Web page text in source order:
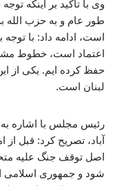
وی با تأکید بر اینکه
طور عام و به حزب الله
است، ادامه داد: با توجه
اعتماد است، خطوط
حفظ کرده ایم. یکی از
لبنان است.
رئیس مجلس با اشاره به
آباد، تصریح کرد: قبل از
اصل توقف جنگ علیه
شود و جمهوری اسلامی